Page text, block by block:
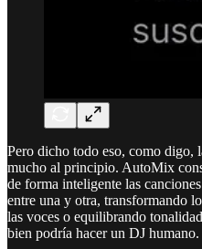
Pero dicho todo eso, como
mucho al principio. AutoMix
de forma inteligente las
entre una y otra, transformando
las voces o equilibrando
bien podría hacer un DJ humano.